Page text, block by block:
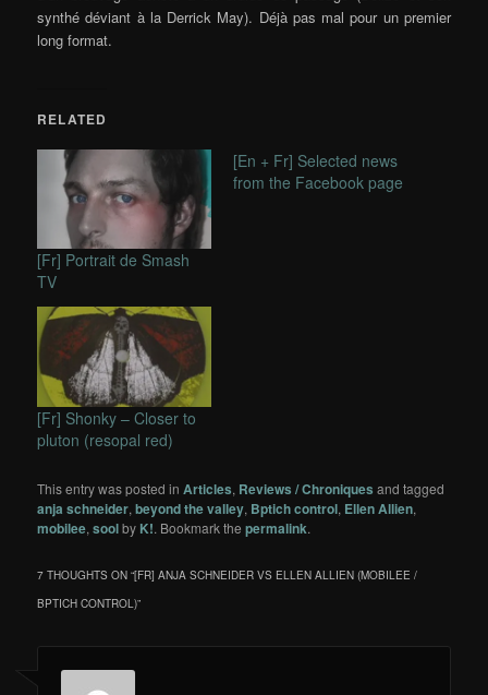
synthé déviant à la Derrick May). Déjà pas mal pour un premier
long format.
RELATED
[Fr] Portrait de Smash
TV
[En + Fr] Selected news
from the Facebook page
[Fr] Shonky – Closer to
pluton (resopal red)
This entry was posted inArticles, Reviews / Chroniques and tagged
anja schneider,beyond the valley, Bptich control, Ellen Allien,
mobilee,soolby K!. Bookmark thepermalink.
7 THOUGHTS ON “[FR] ANJA SCHNEIDER VS ELLEN ALLIEN (MOBILEE /
BPTICH CONTROL)”